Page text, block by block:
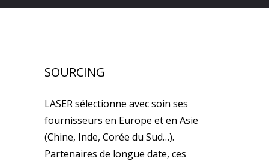
SOURCING
LASER sélectionne avec soin ses
fournisseurs en Europe et en Asie
(Chine, Inde, Corée du Sud…).
Partenaires de longue date, ces